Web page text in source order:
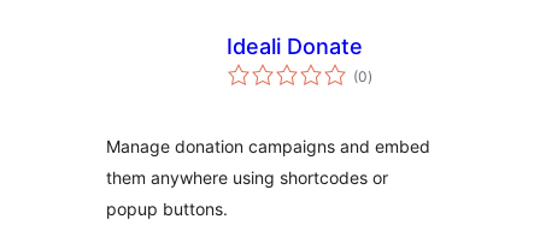
Ideali Donate
(0total
ratings
)
Manage donation campaigns and embed
them anywhere using shortcodes or
popup buttons.